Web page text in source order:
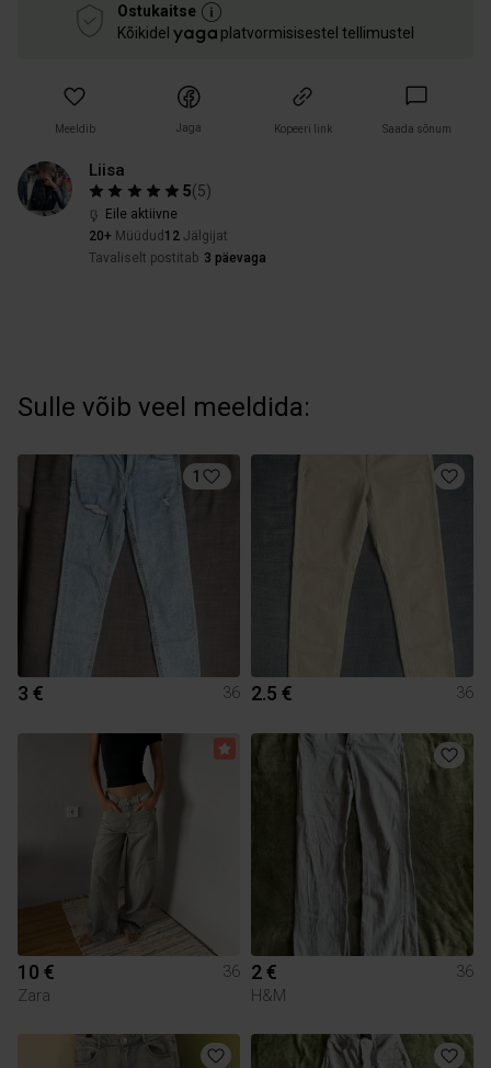
Ostukaitse
Kõikidel
platvormisisestel tellimustel
Meeldib Jaga Kopeeri link Saada sõnum
Liisa
5(5)
Eile aktiivne
20+ Müüdud 12 Jälgijat
Tavaliselt postitab 3 päevaga
Sulle võib veel meeldida:
1
3 € 36 2.5 € 36
10 €
36
Zara
2 €
36
H&M